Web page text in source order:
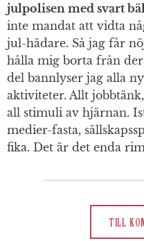
julpolisen med svart
inte mandat att vidta
jul-hädare. Så jag får
hålla mig borta från
del bannlyser jag alla
aktiviteter. Allt
all stimuli av hjärnan.
medier-fasta,
fika. Det är det enda
TILL